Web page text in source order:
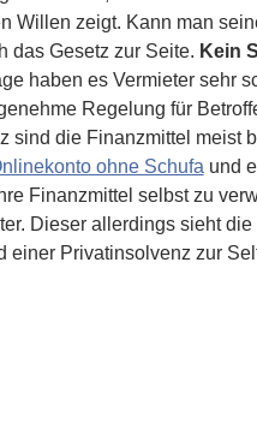
Willen zeigt. Kann man
das Gesetz zur Seite. Kein
haben es Vermieter sehr
Regelung für
sind die Finanzmittel meist
ohne Schufa und
Finanzmittel selbst zu
Dieser allerdings sieht
einer Privatinsolvenz zur